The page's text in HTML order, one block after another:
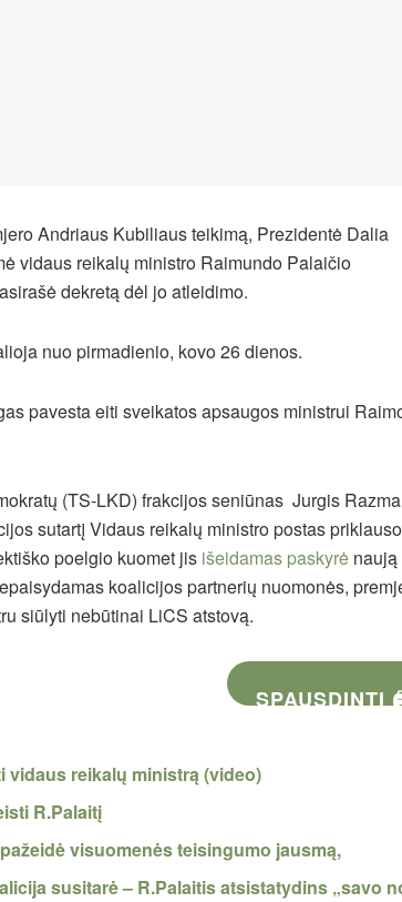
Andriaus Kubiliaus teikimą, Prezidentė Dalia
vidaus reikalų ministro Raimundo Palaičio
dekretą dėl jo atleidimo.
nuo pirmadienio, kovo 26 dienos.
pavesta eiti sveikatos apsaugos ministrui
(TS-LKD) frakcijos seniūnas Jurgis Razma
sutartį Vidaus reikalų ministro postas priklauso
poelgio kuomet jis išeidamas paskyrė naują
koalicijos partnerių nuomonės,
siūlyti nebūtinai LiCS atstovą.
SPAUSDINTI
vidaus reikalų ministrą (video)
R.Palaitį
visuomenės teisingumo jausmą,
susitarė – R.Palaitis atsistatydins „savo